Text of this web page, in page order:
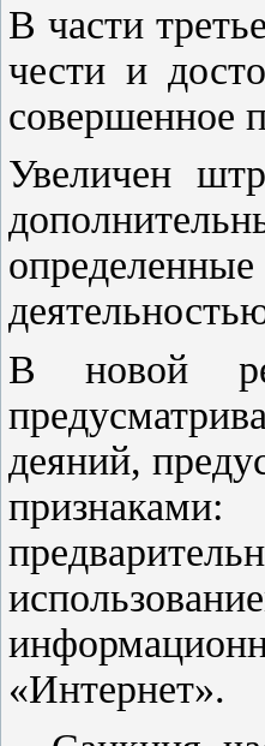
В части
чести и
совершенное
Увеличен
В новой
деяний,
«Интернет».